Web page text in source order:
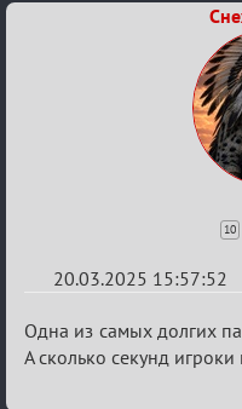
10
20.03.2025 15:57:52
Re:
Биатлон
Одна из самых долгих
А сколько секунд